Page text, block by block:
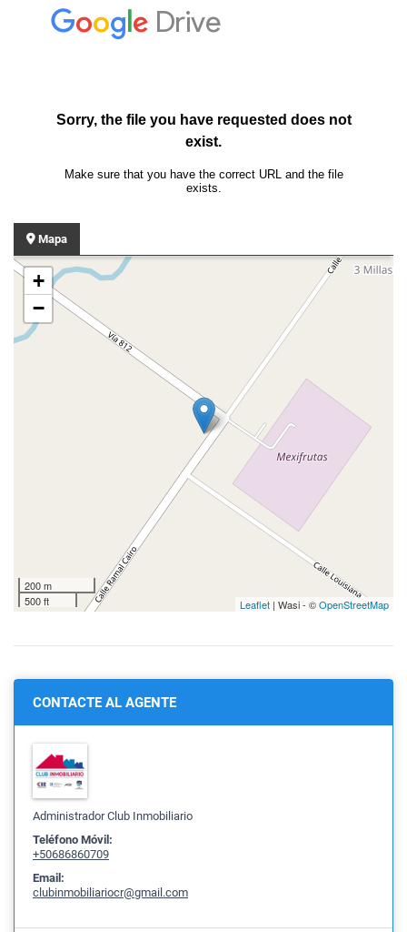
Mapa
+
−
200 m
500 ft
Leaflet | Wasi - ©OpenStreetMap
CONTACTE AL AGENTE
Administrador Club Inmobiliario
Teléfono Móvil:
+50686860709
Email:
clubinmobiliariocr@gmail.com